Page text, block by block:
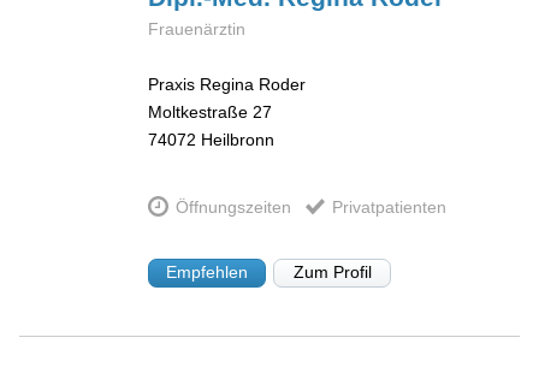
Frauenärztin
Praxis Regina Roder
Moltkestraße 27
74072 Heilbronn
Öffnungszeiten Privatpatienten
Empfehlen Zum Profil